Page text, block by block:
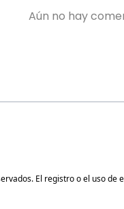
El registro o el uso